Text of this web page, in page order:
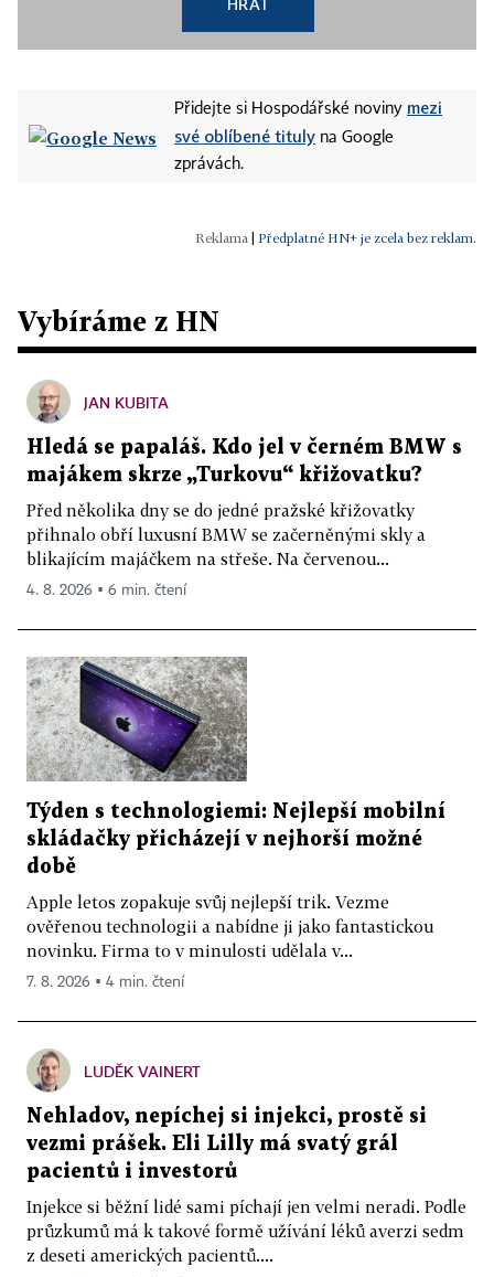
HRÁT
Přidejte si Hospodářské noviny mezi
své oblíbené tituly na Google
zprávách.
Předplatné HN+ je zcela bez reklam.
Vybíráme z HN
JAN KUBITA
Hledá se papaláš. Kdo jel v černém BMW s
majákem skrze „Turkovu“ křižovatku?
Před několika dny se do jedné pražské křižovatky
přihnalo obří luxusní BMW se začerněnými skly a
blikajícím majáčkem na střeše. Na červenou...
4. 8. 2026 ▪ 6 min. čtení
Týden s technologiemi: Nejlepší mobilní
skládačky přicházejí v nejhorší možné
době
Apple letos zopakuje svůj nejlepší trik. Vezme
ověřenou technologii a nabídne ji jako fantastickou
novinku. Firma to v minulosti udělala v...
7. 8. 2026 ▪ 4 min. čtení
LUDĚK VAINERT
Nehladov, nepíchej si injekci, prostě si
vezmi prášek. Eli Lilly má svatý grál
pacientů i investorů
Injekce si běžní lidé sami píchají jen velmi neradi. Podle
průzkumů má k takové formě užívání léků averzi sedm
z deseti amerických pacientů....